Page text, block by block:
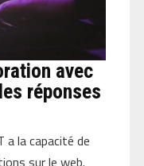
avec
réponses
a la capacité de